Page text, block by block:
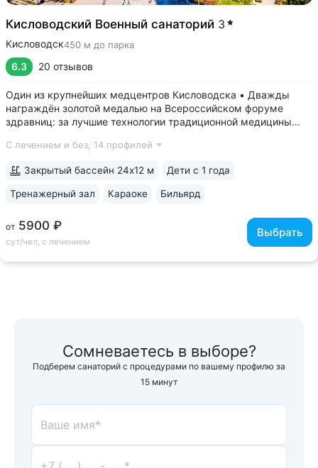
Кисловодский Военный санаторий 3
Кисловодск450 м до парка
6.3 20 отзывов
Один из крупнейших медцентров Кисловодска • Дважды
награждён золотой медалью на Всероссийском форуме
здравниц: за лучшие технологии традиционной медицины
корпуса в духе «сталинского ампира»: бережно
С лечением и без, 14 профилей
от 5900 ₽
сут/чел, с лечением
Выбрать
Закрытый бассейн 24х12 м Дети с 1 года
Тренажерный зал Караоке Бильярд
Сомневаетесь в выборе?
Подберем санаторий с процедурами по вашему профилю за
15 минут